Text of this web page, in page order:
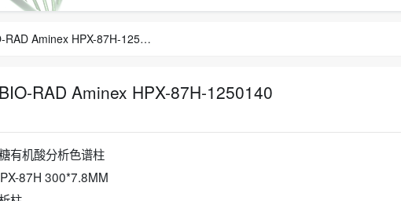
1250140伯乐液相色谱分析柱BIO-RAD Aminex HPX-87H-1250140
RAD Aminex HPX-87H-1250140
有机酸分析色谱柱
87H 300*7.8MM